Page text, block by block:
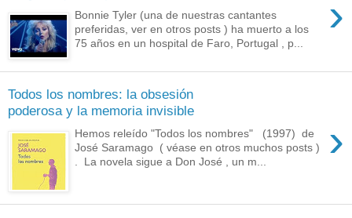
›
Bonnie Tyler (una de nuestras cantantes
preferidas, ver en otros posts ) ha muerto a los
75 años en un hospital de Faro, Portugal , p...
Todos los nombres: la obsesión
poderosa y la memoria invisible
›
Hemos releído "Todos los nombres" (1997) de
José Saramago ( véase en otros muchos posts )
. La novela sigue a Don José , un m...